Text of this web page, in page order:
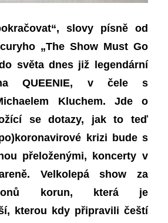
slovy písně od
„The Show Must Go
světa dnes již legendární
QUEENIE, v čele s
Kluchem. Jde o
se dotazy, jak to teď
krizi bude s
přeloženými, koncerty v
Velkolepá show za
korun, která je
kterou kdy připravili čeští